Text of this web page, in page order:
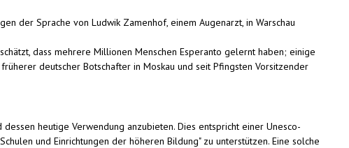
der Sprache von Ludwik Zamenhof, einem Augenarzt, in Warschau
dass mehrere Millionen Menschen Esperanto gelernt haben; einige
deutscher Botschafter in Moskau und seit Pfingsten Vorsitzender
heutige Verwendung anzubieten. Dies entspricht einer Unesco-
und Einrichtungen der höheren Bildung" zu unterstützen. Eine solche